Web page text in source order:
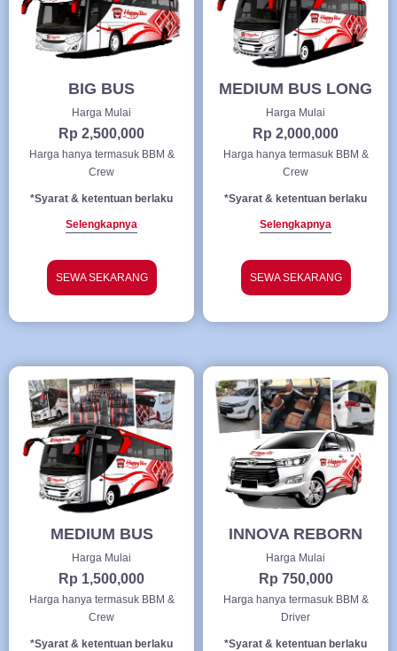
BIG BUS
Harga Mulai
Rp 2,500,000
Harga hanya termasuk BBM &
Crew
*Syarat & ketentuan berlaku
Selengkapnya
SEWA SEKARANG
MEDIUM BUS LONG
Harga Mulai
Rp 2,000,000
Harga hanya termasuk BBM &
Crew
*Syarat & ketentuan berlaku
Selengkapnya
SEWA SEKARANG
MEDIUM BUS
Harga Mulai
Rp 1,500,000
Harga hanya termasuk BBM &
Crew
*Syarat & ketentuan berlaku
INNOVA REBORN
Harga Mulai
Rp 750,000
Harga hanya termasuk BBM &
Driver
*Syarat & ketentuan berlaku